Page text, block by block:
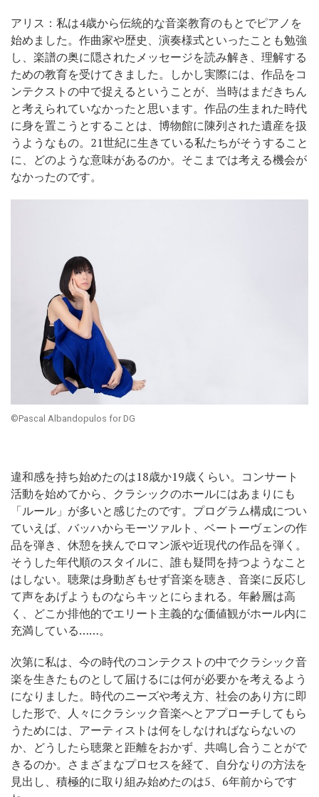
アリス：私は4歳から伝統的な音楽教育のもとでピアノを
始めました。作曲家や歴史、演奏様式といったことも勉強
し、楽譜の奥に隠されたメッセージを読み解き、理解する
ための教育を受けてきました。しかし実際には、作品をコ
ンテクストの中で捉えるということが、当時はまだきちん
と考えられていなかったと思います。作品の生まれた時代
に身を置こうとすることは、博物館に陳列された遺産を扱
うようなもの。21世紀に生きている私たちがそうすること
に、どのような意味があるのか。そこまでは考える機会が
なかったのです。
©Pascal Albandopulos for DG
違和感を持ち始めたのは18歳か19歳くらい。コンサート
活動を始めてから、クラシックのホールにはあまりにも
「ルール」が多いと感じたのです。プログラム構成につい
ていえば、バッハからモーツァルト、ベートーヴェンの作
品を弾き、休憩を挟んでロマン派や近現代の作品を弾く。
そうした年代順のスタイルに、誰も疑問を持つようなこと
はしない。聴衆は身動ぎもせず音楽を聴き、音楽に反応し
て声をあげようものならキッとにらまれる。年齢層は高
く、どこか排他的でエリート主義的な価値観がホール内に
充満している……。
次第に私は、今の時代のコンテクストの中でクラシック音
楽を生きたものとして届けるには何が必要かを考えるよう
になりました。時代のニーズや考え方、社会のあり方に即
した形で、人々にクラシック音楽へとアプローチしてもら
うためには、アーティストは何をしなければならないの
か、どうしたら聴衆と距離をおかず、共鳴し合うことがで
きるのか。さまざまなプロセスを経て、自分なりの方法を
見出し、積極的に取り組み始めたのは5、6年前からです